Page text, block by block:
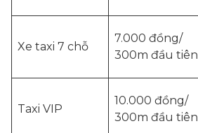
Xe taxi 7 chỗ
7.000 đồng/
300m đầu tiên
Taxi VIP
10.000 đồng/
300m đầu tiên